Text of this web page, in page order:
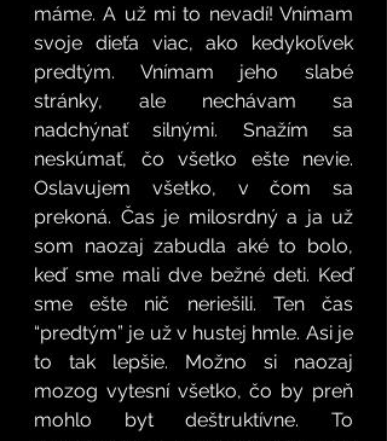
máme. A už mi to nevadí! Vnímam
svoje dieťa viac, ako kedykoľvek
predtým. Vnímam jeho slabé
stránky, ale nechávam sa
nadchýnať silnými. Snažím sa
neskúmať, čo všetko ešte nevie.
Oslavujem všetko, v čom sa
prekoná. Čas je milosrdný a ja už
som naozaj zabudla aké to bolo,
keď sme mali dve bežné deti. Keď
sme ešte nič neriešili. Ten čas
“predtým” je už v hustej hmle. Asi je
to tak lepšie. Možno si naozaj
mozog vytesní všetko, čo by preň
mohlo byt deštruktívne. To